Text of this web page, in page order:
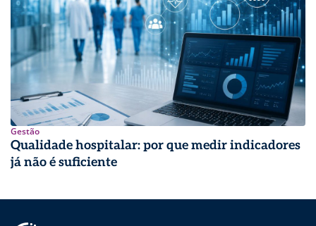
Gestão
Qualidade hospitalar: por que medir indicadores
já não é suficiente